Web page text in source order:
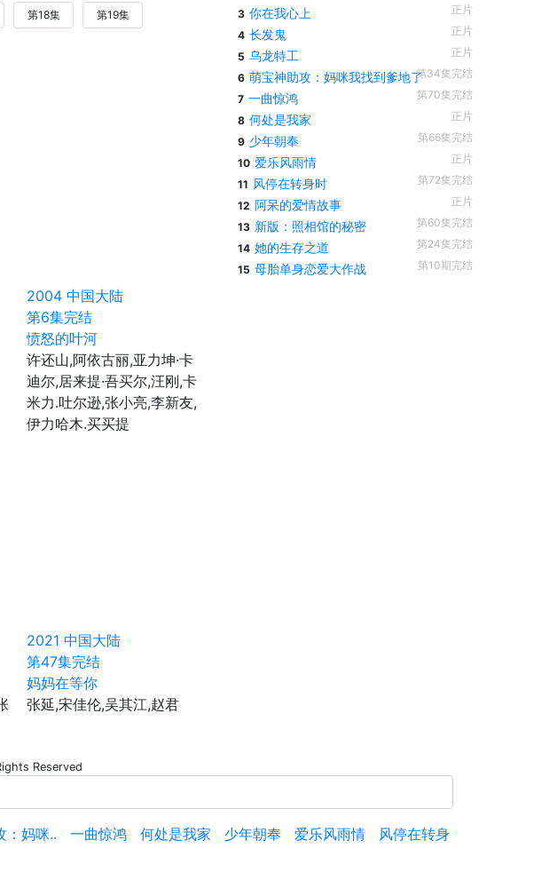
第18集 第19集
2004 中国大陆
第6集完结
愤怒的叶河
许还山,阿依古丽,亚力坤·卡
迪尔,居来提·吾买尔,汪刚,卡
米力.吐尔逊,张小亮,李新友,
伊力哈木.买买提
2021 中国大陆
第47集完结
妈妈在等你
张延,宋佳伦,吴其江,赵君
3 你在我心上
正片
4 长发鬼
正片
5 乌龙特工
正片
6 萌宝神助攻：妈咪我找到爹地了第34集完结
7 一曲惊鸿
第70集完结
8 何处是我家
正片
9 少年朝奉
第66集完结
10 爱乐风雨情
正片
11 风停在转身时
第72集完结
12 阿呆的爱情故事
正片
13 新版：照相馆的秘密
第60集完结
14 她的生存之道
第24集完结
15 母胎单身恋爱大作战 第10期完结
Reserved
：妈咪.. 一曲惊鸿 何处是我家 少年朝奉 爱乐风雨情
风停在转身